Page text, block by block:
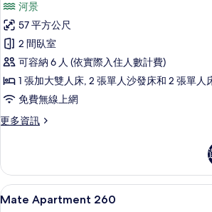
Mate
Apartment
160
的
所
有
相
河景
57 平方公尺
2 間臥室
可容納 6 人 (依實際入住人數計費)
1 張加大雙人床, 2 張單人沙發床和 2 張單人
免費無線上網
更多資訊
更
160
的
詳
顯
Mate
7
Mate Apartment 260